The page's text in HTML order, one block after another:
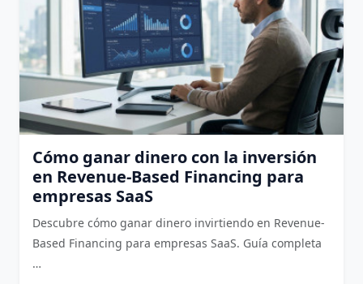
Cómo ganar dinero con la inversión
en Revenue-Based Financing para
empresas SaaS
Descubre cómo ganar dinero invirtiendo en Revenue-
Based Financing para empresas SaaS. Guía completa
…